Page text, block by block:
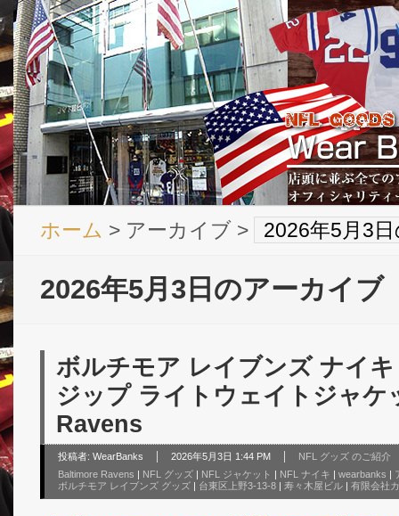
ホーム > アーカイブ > 2026年5月3
2026年5月3日のアーカイブ
ボルチモア レイブンズ ナイ
ジップ ライトウェイトジャ
Ravens
投稿者: WearBanks 2026年5月3日 1:44 PM
NFL グッズ のご紹介
Baltimore Ravens | NFL グッズ | NFL ジャケット | NFL ナイキ | wearbanks |
ボルチモア レイブンズ グッズ | 台東区上野3-13-8 | 寿々木屋ビル | 有限会社